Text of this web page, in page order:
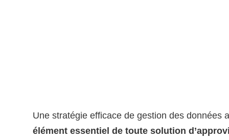
Une stratégie efficace de gestion des données
élément essentiel de toute solution